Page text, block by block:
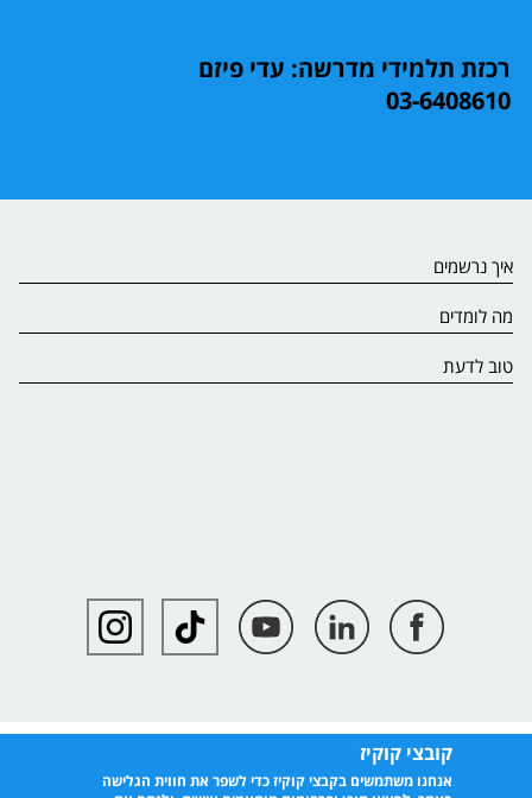
קובצי קוקיז
אנחנו משתמשים בקבצי קוקיז כדי לשפר את חווית הגלישה
רכזת תלמידי מדרשה: עדי פיזם
03-6408610
איך נרשמים
מה לומדים
טוב לדעת